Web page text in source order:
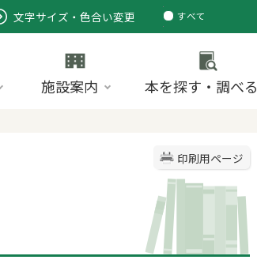
文字サイズ・色合い変更
すべて
ページ
施設案内 本を探す・調べる
印刷用ページ